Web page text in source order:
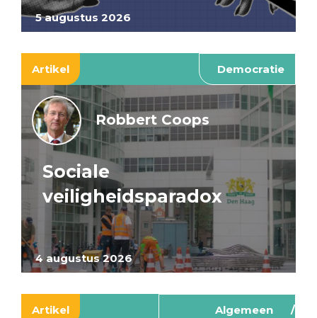
5 augustus 2026
Artikel Democratie
4 augustus 2026
Robbert Coops
Sociale
veiligheidsparadox
Artikel Algemeen